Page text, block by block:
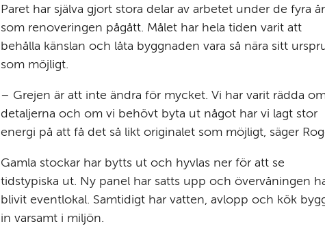
Paret har själva gjort stora delar av arbetet under de fyra år
som renoveringen pågått. Målet har hela tiden varit att
behålla känslan och låta byggnaden vara så nära sitt
som möjligt.
– Grejen är att inte ändra för mycket. Vi har varit rädda
detaljerna och om vi behövt byta ut något har vi lagt stor
energi på att få det så likt originalet som möjligt, säger
Gamla stockar har bytts ut och hyvlas ner för att se
tidstypiska ut. Ny panel har satts upp och övervåningen
blivit eventlokal. Samtidigt har vatten, avlopp och kök
in varsamt i miljön.